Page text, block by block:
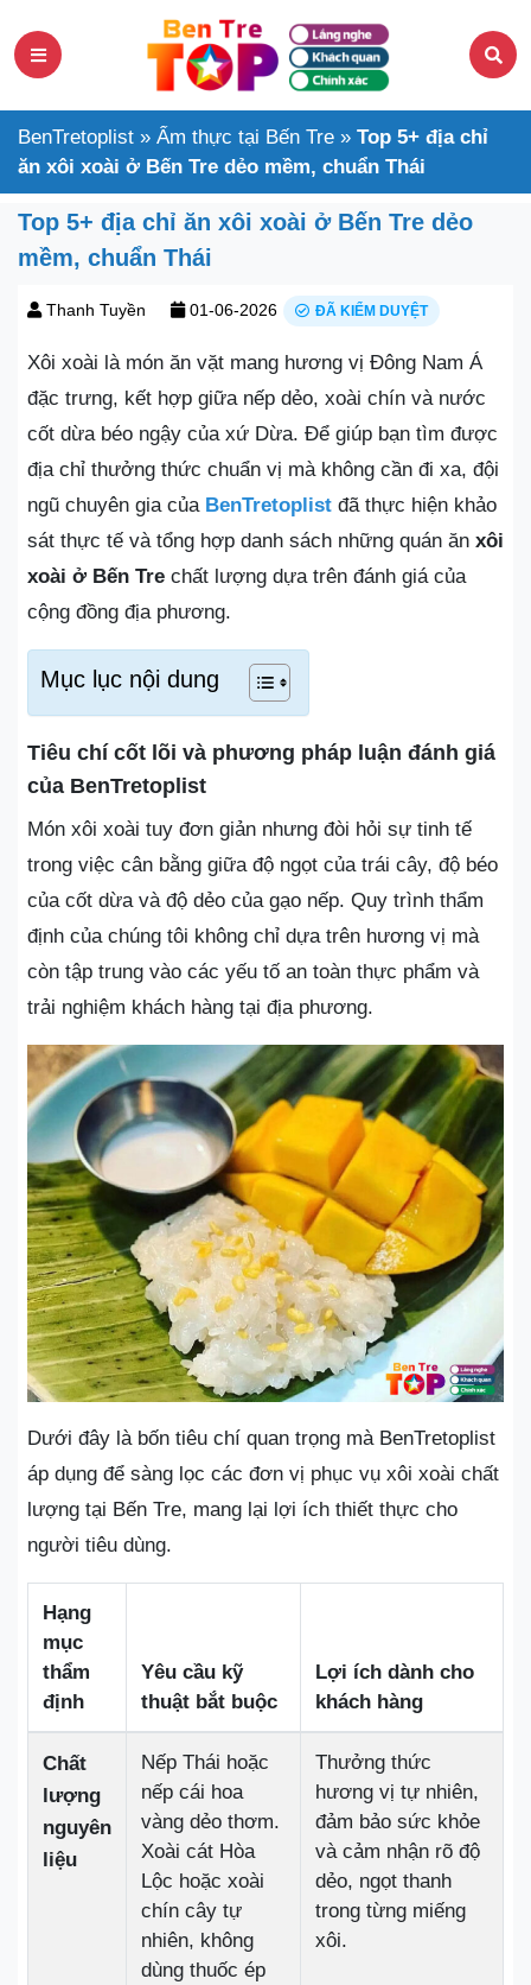
BenTretoplist » Ẩm thực tại Bến Tre » Top 5+ địa chỉ
ăn xôi xoài ở Bến Tre dẻo mềm, chuẩn Thái
Top 5+ địa chỉ ăn xôi xoài ở Bến Tre dẻo
mềm, chuẩn Thái
Thanh Tuyền 01-06-2026 ĐÃ KIỂM DUYỆT
Xôi xoài là món ăn vặt mang hương vị Đông Nam Á
đặc trưng, kết hợp giữa nếp dẻo, xoài chín và nước
cốt dừa béo ngậy của xứ Dừa. Để giúp bạn tìm được
địa chỉ thưởng thức chuẩn vị mà không cần đi xa, đội
ngũ chuyên gia của BenTretoplist đã thực hiện khảo
sát thực tế và tổng hợp danh sách những quán ăn xôi
xoài ở Bến Tre chất lượng dựa trên đánh giá của
cộng đồng địa phương.
Mục lục nội dung
Tiêu chí cốt lõi và phương pháp luận đánh giá
của BenTretoplist
Món xôi xoài tuy đơn giản nhưng đòi hỏi sự tinh tế
trong việc cân bằng giữa độ ngọt của trái cây, độ béo
của cốt dừa và độ dẻo của gạo nếp. Quy trình thẩm
định của chúng tôi không chỉ dựa trên hương vị mà
còn tập trung vào các yếu tố an toàn thực phẩm và
trải nghiệm khách hàng tại địa phương.
Dưới đây là bốn tiêu chí quan trọng mà BenTretoplist
áp dụng để sàng lọc các đơn vị phục vụ xôi xoài chất
lượng tại Bến Tre, mang lại lợi ích thiết thực cho
người tiêu dùng.
Hạng
mục
thẩm
định
Yêu cầu kỹ
thuật bắt buộc
Lợi ích dành cho
khách hàng
Chất
lượng
nguyên
liệu
Nếp Thái hoặc
nếp cái hoa
vàng dẻo thơm.
Xoài cát Hòa
Lộc hoặc xoài
chín cây tự
nhiên, không
dùng thuốc ép
Thưởng thức
hương vị tự nhiên,
đảm bảo sức khỏe
và cảm nhận rõ độ
dẻo, ngọt thanh
trong từng miếng
xôi.